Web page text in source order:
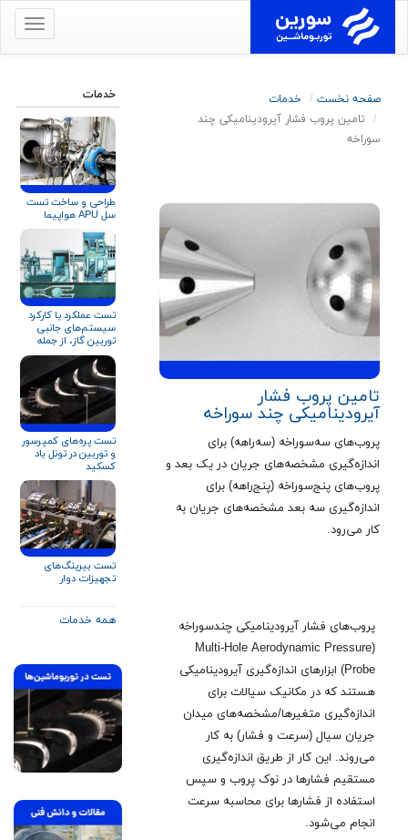
برای
کنید
صفحه نخست
خدمات
تامین پروب فشار آیرودینامیکی چند
سوراخه
تامین پروب فشار
آیرودینامیکی چند سوراخه
پروب‌های سه‌سوراخه (سه‌راهه) برای
اندازه‌گیری مشخصه‌های جریان در یک بعد و
پروب‌های پنج‌سوراخه (پنج‌راهه) برای
اندازه‌گیری سه بعد مشخصه‌های جریان به
کار می‌رود.
پروب‌های فشار آیرودینامیکی چندسوراخه
(Multi-Hole Aerodynamic Pressure
Probe) ابزارهای اندازه‌گیری آیرودینامیکی
هستند که در مکانیک سیالات برای
اندازه‌گیری متغیرها/مشخصه‌های میدان
جریان سیال (سرعت و فشار) به کار
می‌روند. این کار از طریق اندازه‌گیری
مستقیم فشارها در نوک پروب و سپس
استفاده از فشارها برای محاسبه سرعت
انجام می‌شود.
خدمات
طراحی و ساخت تست
سل APU هواپیما
تست عملکرد یا کارکرد
سیستم‌های جانبی
توربین گاز، از جمله
سیستم روغن‌کاری
تست پره‌های کمپرسور
و توربین در تونل باد
کسکید
تست بیرینگ‌های
تجهیزات دوار
همه خدمات